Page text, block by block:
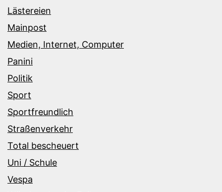
Lästereien
Mainpost
Medien, Internet, Computer
Panini
Politik
Sport
Sportfreundlich
Straßenverkehr
Total bescheuert
Uni / Schule
Vespa